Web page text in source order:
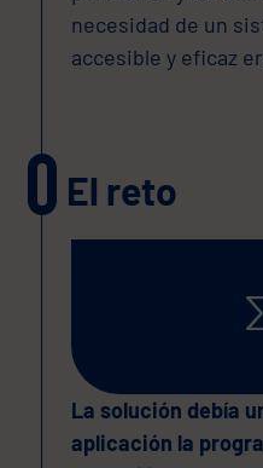
necesidad de un
accesible y eficaz
El reto
La solución debía
aplicación la